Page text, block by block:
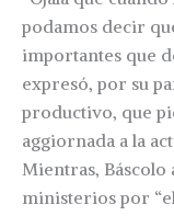
podamos decir
importantes que
expresó, por su
productivo, que
aggiornada a la
Mientras, Báscolo
ministerios por